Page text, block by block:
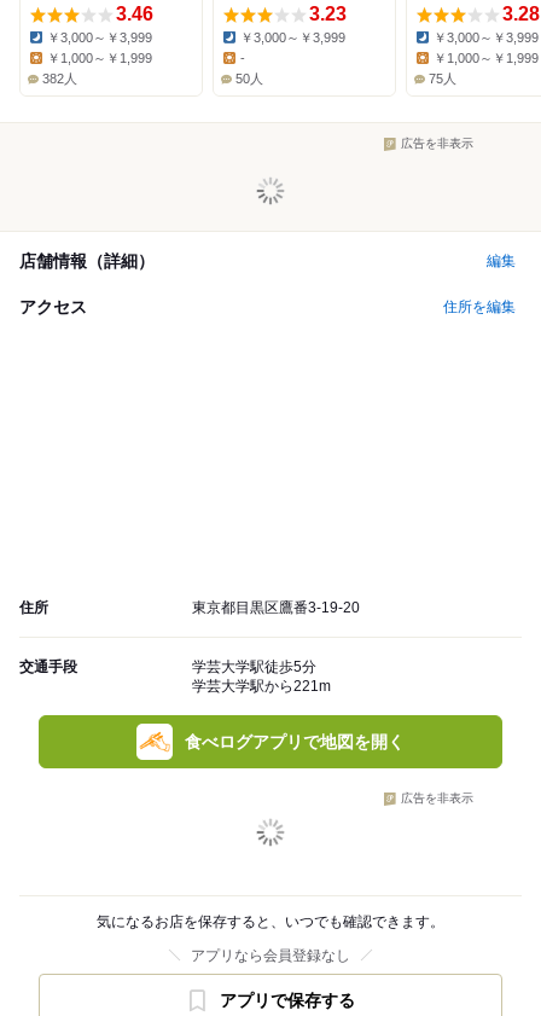
3.46
Dinner:
￥3,000～￥3,999
￥1,000～￥1,999
382人
3.23
Dinner:
￥3,000～￥3,999
Lunch:
-
50人
3.28
Dinner:
￥3,000～￥3,999
Lunch:
￥1,000～￥1,999
75人
広告を非表示
店舗情報（詳細） 編集
アクセス 住所を編集
住所 東京都目黒区鷹番3-19-20
交通手段
学芸大学駅徒歩5分
学芸大学駅から221m
食べログアプリで地図を開く
広告を非表示
気になるお店を保存すると、いつでも確認できます。
アプリなら会員登録なし
アプリで保存する